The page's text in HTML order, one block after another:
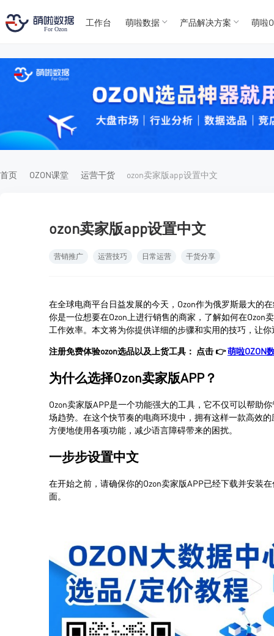
For
For
工作台 萌啦数据 产品解决方案 萌啦
首页 OZON课堂 运营干货 ozon卖家版app设置中文
ozon卖家版app设置中文
营销推广 运营技巧 日常运营 干货分享